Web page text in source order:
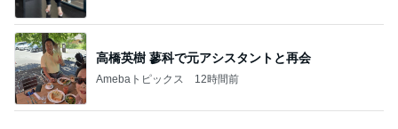
高橋英樹 蓼科で元アシスタントと再会
Amebaトピックス 12時間前